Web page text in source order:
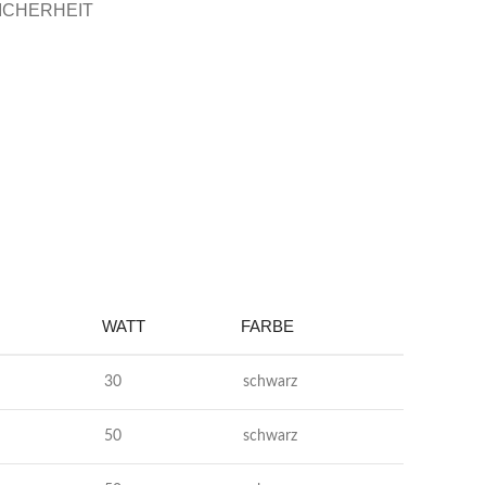
WATT FARBE
30 schwarz
50 schwarz